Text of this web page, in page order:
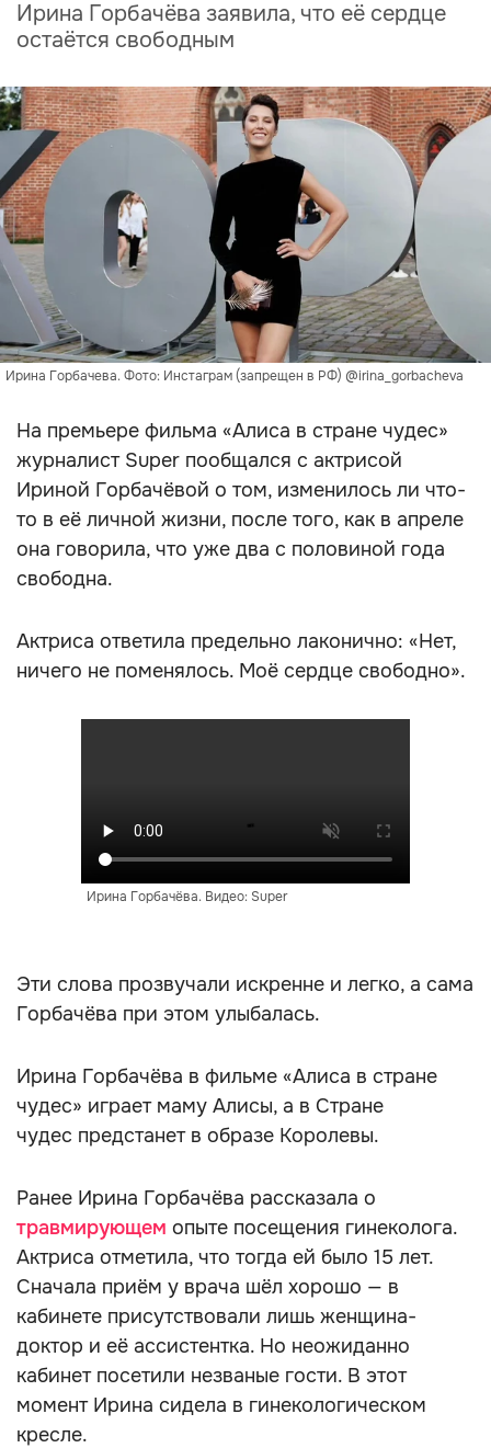
Ирина Горбачёва заявила, что её сердце
остаётся свободным
Ирина Горбачева. Фото: Инстаграм (запрещен в РФ) @irina_gorbacheva
На премьере фильма «Алиса в стране чудес»
журналист Super пообщался с актрисой
Ириной Горбачёвой о том, изменилось ли что-
то в её личной жизни, после того, как в апреле
она говорила, что уже два с половиной года
свободна.
Актриса ответила предельно лаконично: «Нет,
ничего не поменялось. Моё сердце свободно».
Ирина Горбачёва. Видео: Super
Эти слова прозвучали искренне и легко, а сама
Горбачёва при этом улыбалась.
Ирина Горбачёва в фильме «Алиса в стране
чудес» играет маму Алисы, а в Стране
чудес предстанет в образе Королевы.
Ранее Ирина Горбачёва рассказала о
травмирующем опыте посещения гинеколога.
Актриса отметила, что тогда ей было 15 лет.
Сначала приём у врача шёл хорошо — в
кабинете присутствовали лишь женщина-
доктор и её ассистентка. Но неожиданно
кабинет посетили незваные гости. В этот
момент Ирина сидела в гинекологическом
кресле.